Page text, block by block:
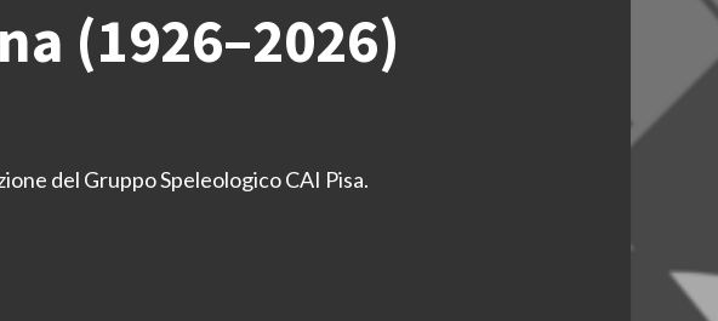
(1926–2026)
del Gruppo Speleologico CAI Pisa.